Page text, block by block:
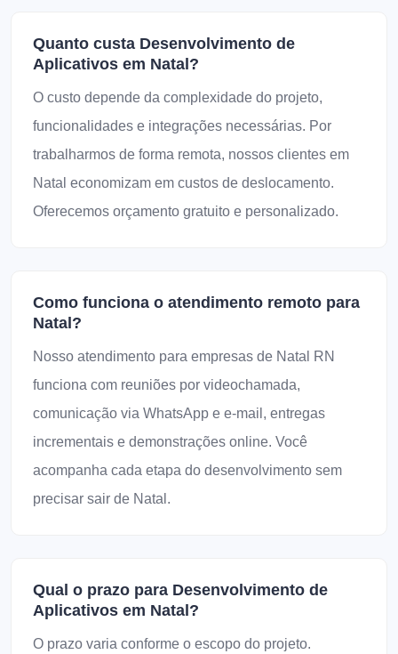
Quanto custa Desenvolvimento de
Aplicativos em Natal?
O custo depende da complexidade do projeto,
funcionalidades e integrações necessárias. Por
trabalharmos de forma remota, nossos clientes em
Natal economizam em custos de deslocamento.
Oferecemos orçamento gratuito e personalizado.
Como funciona o atendimento remoto para
Natal?
Nosso atendimento para empresas de Natal RN
funciona com reuniões por videochamada,
comunicação via WhatsApp e e-mail, entregas
incrementais e demonstrações online. Você
acompanha cada etapa do desenvolvimento sem
precisar sair de Natal.
Qual o prazo para Desenvolvimento de
Aplicativos em Natal?
O prazo varia conforme o escopo do projeto.